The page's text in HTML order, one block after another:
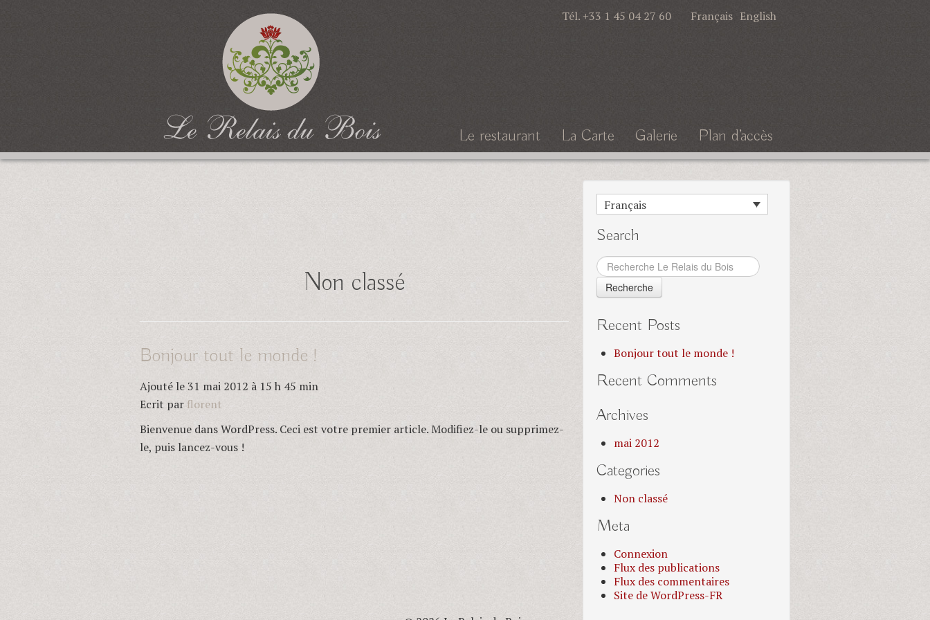
Tél. +33 1 45 04 27 60 Français English
Le restaurant La Carte Galerie Plan d’accès
Non classé
Bonjour tout le monde !
Ajouté le 31 mai 2012 à 15 h 45 min
Ecrit par florent
Bienvenue dans WordPress. Ceci est votre premier article. Modifiez-le ou supprimez-
le, puis lancez-vous !
Français
Search
Rechercher
pour:
Recent Posts
Bonjour tout le monde !
Recent Comments
Archives
mai 2012
Categories
Non classé
Meta
Connexion
Flux des publications
Flux des commentaires
Site de WordPress-FR